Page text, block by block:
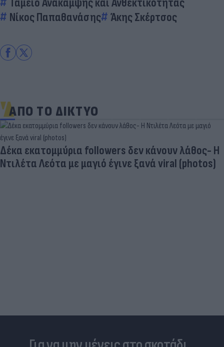
Νίκος Παπαθανάσης
Άκης Σκέρτσος
ΑΠΟ ΤΟ ΔΙΚΤΥΟ
Δέκα εκατομμύρια followers δεν κάνουν λάθος- Η
Ντιλέτα Λεότα με μαγιό έγινε ξανά viral (photos)